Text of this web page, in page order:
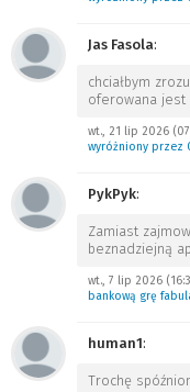
Jas Fasola:
chciałbym
oferowana jest
wt., 21 lip 2026
wyróżniony przez
PykPyk:
Zamiast
beznadziejną
wt., 7 lip 2026
bankową grę
human1:
Trochę